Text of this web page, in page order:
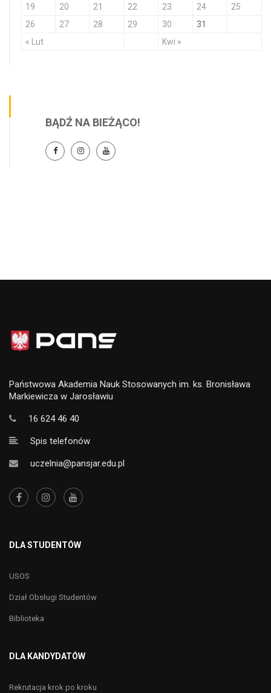
« Lut Kwi »
19 20 21 22 23 24
25
26
27 28 29 30 31
BĄDŹ NA BIEŻĄCO!
Państwowa Akademia Nauk Stosowanych im. ks. Bronisława
Markiewicza w Jarosławiu
16 624 46 40
Spis telefonów
uczelnia@pansjar.edu.pl
DLA STUDENTÓW
USOS
Dział Obsługi Studentów
Biblioteka
DLA KANDYDATÓW
Rekrutacja krok po kroku